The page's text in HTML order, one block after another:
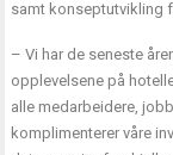
samt konseptutvikling
– Vi har de seneste
opplevelsene på
alle medarbeidere,
komplimenterer våre